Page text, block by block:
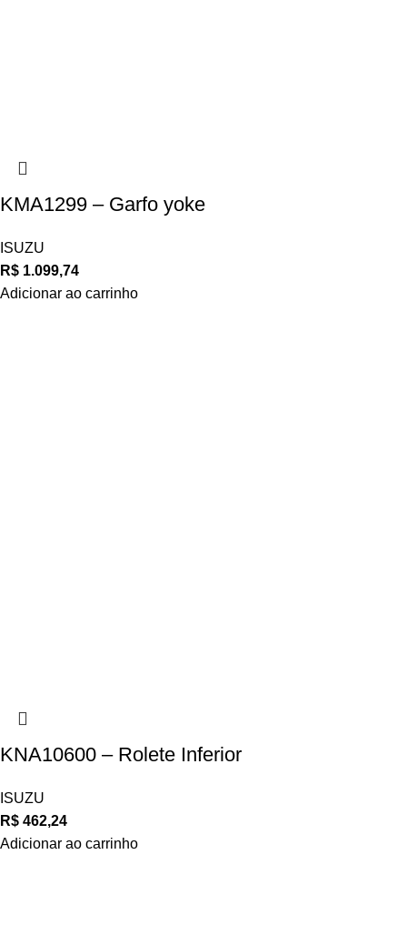
KMA1299 – Garfo yoke
ISUZU
R$ 1.099,74
Adicionar ao carrinho
KNA10600 – Rolete Inferior
ISUZU
R$ 462,24
Adicionar ao carrinho